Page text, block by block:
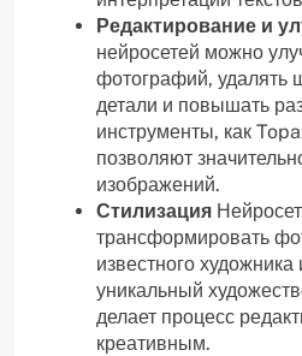
Редактирование и
нейросетей можно
фотографий, удалять
детали и повышать
инструменты, как
позволяют
изображений.
Стилизация
трансформировать
известного художника
уникальный
делает процесс
креативным.